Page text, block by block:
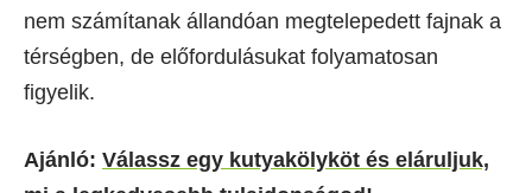
nem számítanak állandóan megtelepedett fajnak a
térségben, de előfordulásukat folyamatosan
figyelik.
Ajánló: Válassz egy kutyakölyköt és eláruljuk,